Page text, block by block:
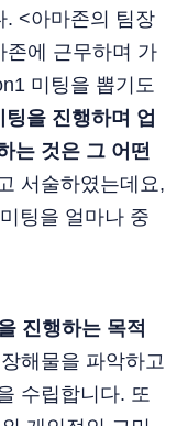
. <아마존의 팀장
존에 근무하며 가
미팅을 뽑기도
을 진행하며 업
는 것은 그 어떤
서술하였는데요,
팅을 얼마나 중
진행하는 목적
해물을 파악하고
수립합니다. 또